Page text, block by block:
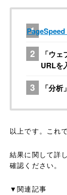
「ウ
URLを
「分
以上です。これ
結果に関して詳
確認ください。
▼関連記事